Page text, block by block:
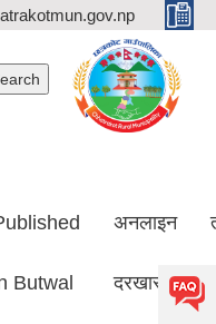
Butwal
अनलाइन
दरखास्त